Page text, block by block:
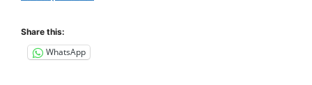
Share this:
WhatsApp